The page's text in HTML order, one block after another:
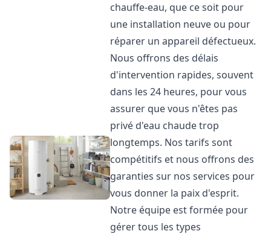
chauffe-eau, que ce soit pour
une installation neuve ou pour
réparer un appareil défectueux.
Nous offrons des délais
d'intervention rapides, souvent
dans les 24 heures, pour vous
assurer que vous n'êtes pas
privé d'eau chaude trop
longtemps. Nos tarifs sont
compétitifs et nous offrons des
garanties sur nos services pour
vous donner la paix d'esprit.
Notre équipe est formée pour
gérer tous les types